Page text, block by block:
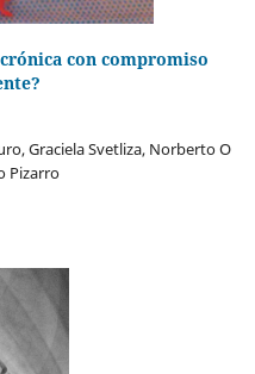
con compromiso
Graciela Svetliza, Norberto O
Pizarro